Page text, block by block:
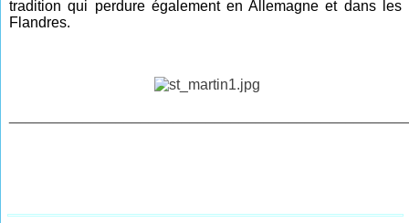
tradition qui perdure également en Allemagne et dans les
Flandres.